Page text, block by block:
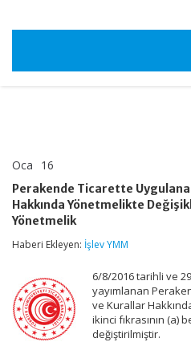
Oca 16
Uygulanacak
İlke
ve
Hakkında
Değişiklik
Yapılmasına
Dair
Yönetmelik
için
Perakende Ticarette
Hakkında Yönetmelikte
Yönetmelik
Haberi Ekleyen: İşlev YMM
6/8/2016 tarihli ve
yayımlanan
ve Kurallar
ikinci fıkrasının (a)
değiştirilmiştir.